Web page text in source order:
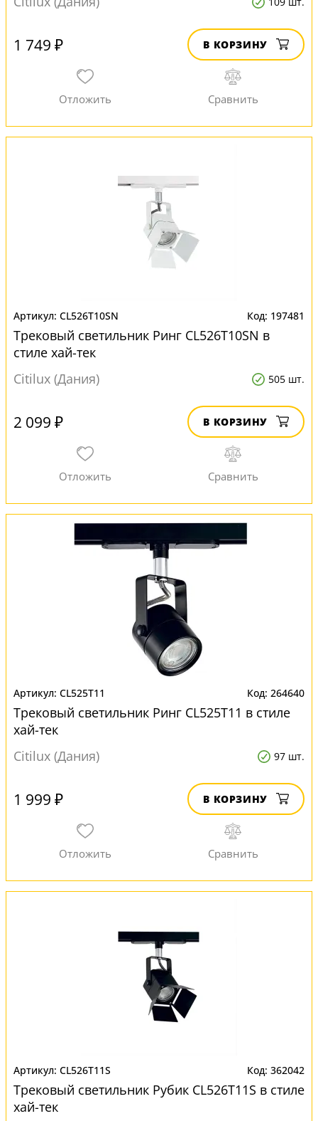
1 749 ₽ В КОРЗИНУ
CL526T10SN 197481
Трековый светильник Ринг CL526T10SN в
стиле хай-тек
Citilux (Дания)
505 шт.
2 099 ₽ В КОРЗИНУ
CL525T11 264640
Трековый светильник Ринг CL525T11 в стиле
хай-тек
Citilux (Дания)
97 шт.
1 999 ₽ В КОРЗИНУ
CL526T11S 362042
Трековый светильник Рубик CL526T11S в стиле
хай-тек